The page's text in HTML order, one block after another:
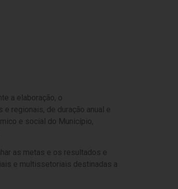
a elaboração, o
regionais, de duração anual e
e social do Município,
as metas e os resultados e
e multissetoriais destinadas a